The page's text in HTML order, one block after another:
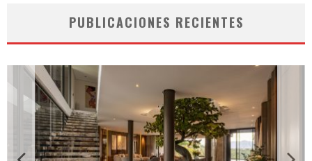
PUBLICACIONES RECIENTES